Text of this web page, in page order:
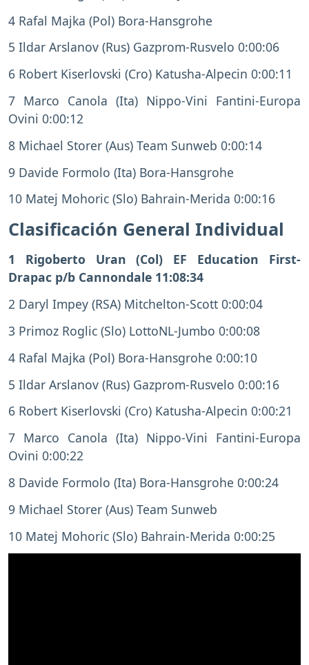
4 Rafal Majka (Pol) Bora-Hansgrohe
5 Ildar Arslanov (Rus) Gazprom-Rusvelo 0:00:06
6 Robert Kiserlovski (Cro) Katusha-Alpecin 0:00:11
7 Marco Canola (Ita) Nippo-Vini Fantini-Europa
Ovini 0:00:12
8 Michael Storer (Aus) Team Sunweb 0:00:14
9 Davide Formolo (Ita) Bora-Hansgrohe
10 Matej Mohoric (Slo) Bahrain-Merida 0:00:16
Clasificación General Individual
1 Rigoberto Uran (Col) EF Education First-
Drapac p/b Cannondale 11:08:34
2 Daryl Impey (RSA) Mitchelton-Scott 0:00:04
3 Primoz Roglic (Slo) LottoNL-Jumbo 0:00:08
4 Rafal Majka (Pol) Bora-Hansgrohe 0:00:10
5 Ildar Arslanov (Rus) Gazprom-Rusvelo 0:00:16
6 Robert Kiserlovski (Cro) Katusha-Alpecin 0:00:21
7 Marco Canola (Ita) Nippo-Vini Fantini-Europa
Ovini 0:00:22
8 Davide Formolo (Ita) Bora-Hansgrohe 0:00:24
9 Michael Storer (Aus) Team Sunweb
10 Matej Mohoric (Slo) Bahrain-Merida 0:00:25